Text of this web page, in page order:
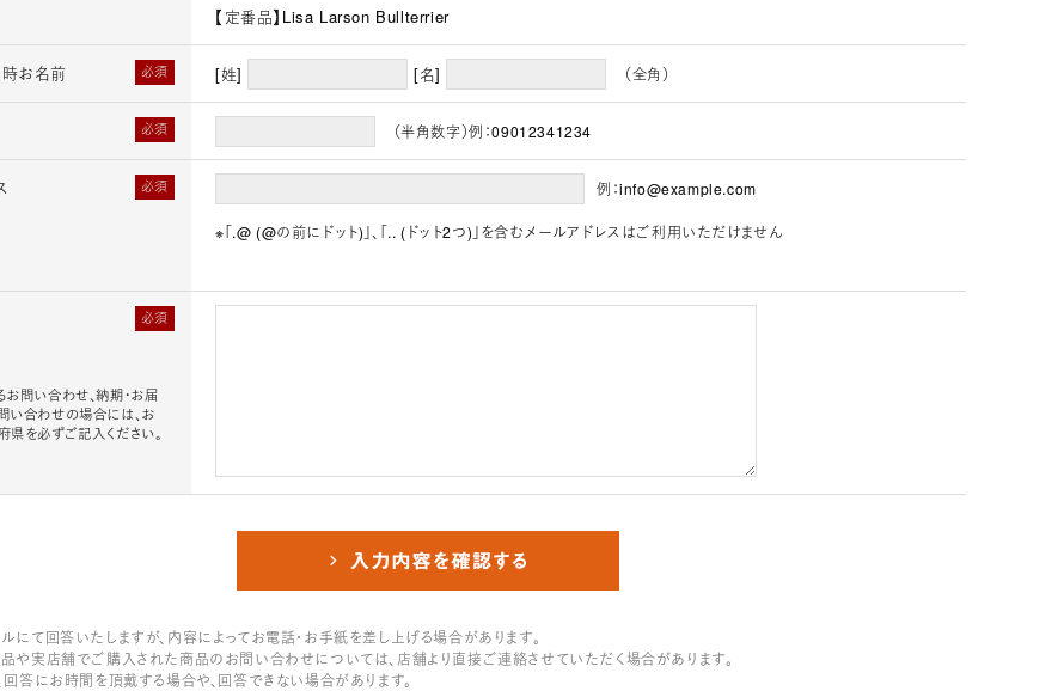
【定番品】Lisa Larson Bullterrier
必須
お名前 [姓] [名] （全角）
必須 （半角数字）例：09012341234
必須 例：info@example.com
※「.@ (@の前にドット)」、「.. (ドット2つ)」を含むメールアドレスはご利用いただけません
必須
問い合わせ、納期・お届
い合わせの場合には、お
県を必ずご記入ください。
にて回答いたしますが、内容によってお電話・お手紙を差し上げる場合があります。
品や実店舗でご購入された商品のお問い合わせについては、店舗より直接ご連絡させていただく場合があります。
回答にお時間を頂戴する場合や、回答できない場合があります。